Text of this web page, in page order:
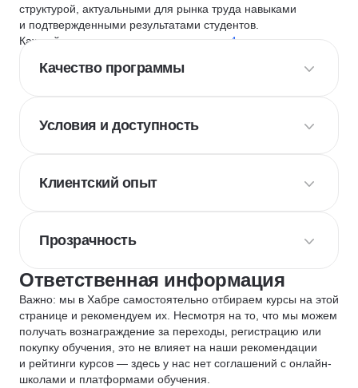
структурой, актуальными для рынка труда навыками
и подтвержденными результатами студентов.
Каждый курс и школу мы оцениваем по
4 критериям
Качество программы
Условия и доступность
Клиентский опыт
Прозрачность
Ответственная информация
Важно: мы в Хабре самостоятельно отбираем курсы на этой
странице и рекомендуем их. Несмотря на то, что мы можем
получать вознаграждение за переходы, регистрацию или
покупку обучения, это не влияет на наши рекомендации
и рейтинги курсов — здесь у нас нет соглашений с онлайн-
школами и платформами обучения.